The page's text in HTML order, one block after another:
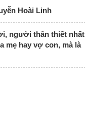
Hoài Linh
người thân thiết nhất
mẹ hay vợ con, mà là